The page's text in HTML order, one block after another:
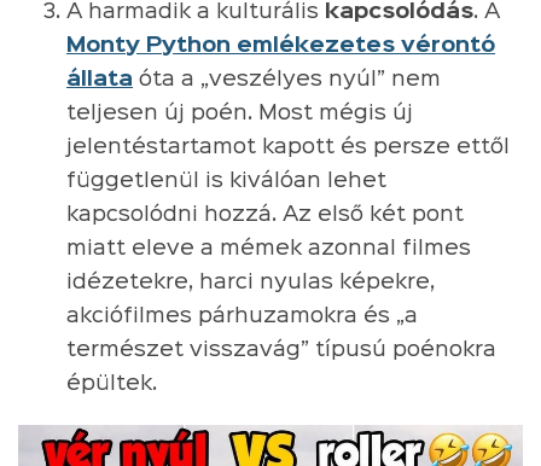
A harmadik a kulturális
kapcsolódás. A
Monty Python emlékezetes vérontó
állata óta a „veszélyes nyúl” nem
teljesen új poén. Most mégis új
jelentéstartamot kapott és persze ettől
függetlenül is kiválóan lehet
kapcsolódni hozzá. Az első két pont
miatt eleve a mémek azonnal filmes
idézetekre, harci nyulas képekre,
akciófilmes párhuzamokra és „a
természet visszavág” típusú poénokra
épültek.